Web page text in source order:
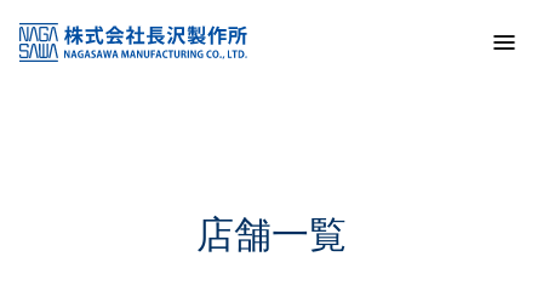
KSS加盟店・取扱店情報
店舗一覧
店舗一覧